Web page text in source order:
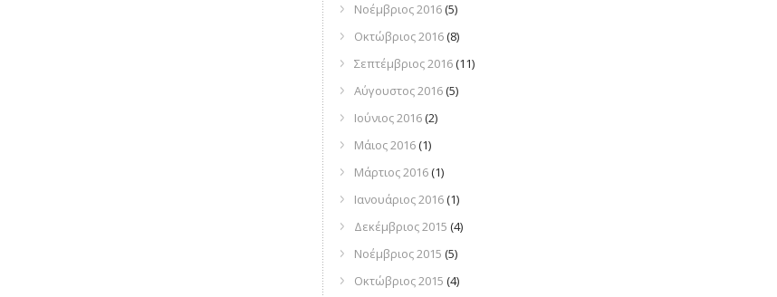
Νοέμβριος 2016(5)
Οκτώβριος 2016(8)
Σεπτέμβριος 2016(11)
Αύγουστος 2016(5)
Ιούνιος 2016(2)
Μάιος 2016(1)
Μάρτιος 2016(1)
Ιανουάριος 2016(1)
Δεκέμβριος 2015 (4)
Νοέμβριος 2015 (5)
Οκτώβριος 2015 (4)